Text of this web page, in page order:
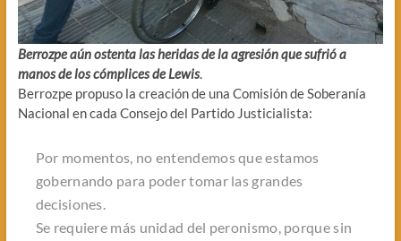
Berrozpe aún ostenta las heridas de la agresión que sufrió a
manos de los cómplices de Lewis.
Berrozpe propuso la creación de una Comisión de Soberanía
Nacional en cada Consejo del Partido Justicialista:
Por momentos, no entendemos que estamos
gobernando para poder tomar las grandes
decisiones.
Se requiere más unidad del peronismo, porque sin